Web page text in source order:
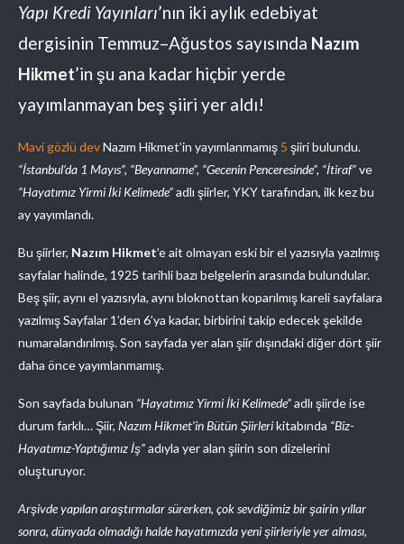
Yapı Kredi Yayınları’nın iki aylık edebiyat
dergisinin Temmuz–Ağustos sayısında Nazım
Hikmet’in şu ana kadar hiçbir yerde
yayımlanmayan beş şiiri yer aldı!
Mavi gözlü devNazım Hikmet’in yayımlanmamış 5 şiiri bulundu.
“İstanbul’da 1 Mayıs”, “Beyanname”, “Gecenin Penceresinde”, “İtiraf”ve
“Hayatımız Yirmi İki Kelimede”adlı şiirler, YKY tarafından, ilk kez bu
ay yayımlandı.
Bu şiirler, Nazım Hikmet’e ait olmayan eski bir el yazısıyla yazılmış
sayfalar halinde, 1925 tarihli bazı belgelerin arasında bulundular.
Beş şiir, aynı el yazısıyla, aynı bloknottan koparılmış kareli sayfalara
yazılmış Sayfalar 1’den 6’ya kadar, birbirini takip edecek şekilde
numaralandırılmış. Son sayfada yer alan şiir dışındaki diğer dört şiir
daha önce yayımlanmamış.
Son sayfada bulunan “Hayatımız Yirmi İki Kelimede”adlı şiirde ise
durum farklı… Şiir, Nazım Hikmet’in Bütün Şiirlerikitabında “Biz-
Hayatımız-Yaptığımız İş”adıyla yer alan şiirin son dizelerini
oluşturuyor.
Arşivde yapılan araştırmalar sürerken, çok sevdiğimiz bir şairin yıllar
sonra, dünyada olmadığı halde hayatımızda yeni şiirleriyle yer alması,